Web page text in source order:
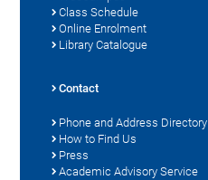
Class Schedule
Online Enrolment
Library Catalogue
Contact
Phone and Address Directory
How to Find Us
Press
Academic Advisory Service